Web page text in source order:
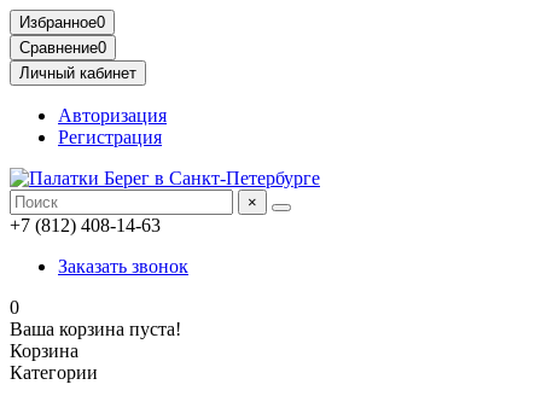
Избранное0
Сравнение0
Личный кабинет
Авторизация
Регистрация
×
+7 (812) 408-14-63
Заказать звонок
0
Ваша корзина пуста!
Корзина
Категории